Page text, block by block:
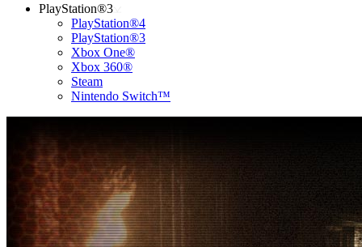
PlayStation®3
PlayStation®4
PlayStation®3
Xbox One®
Xbox 360®
Steam
Nintendo Switch™